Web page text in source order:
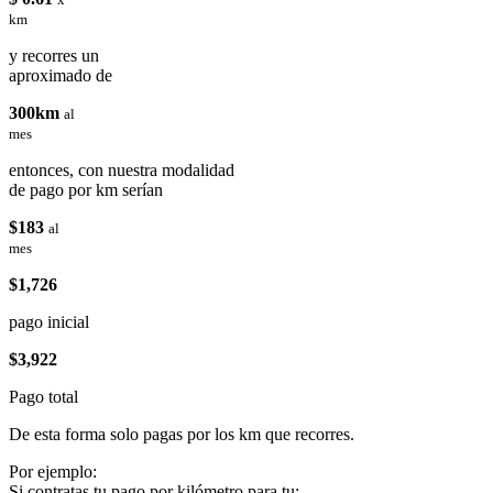
km
y recorres un
aproximado de
300km al
mes
entonces, con nuestra modalidad
de pago por km serían
$183 al
mes
$1,726
pago inicial
$3,922
Pago total
De esta forma solo pagas por los km que recorres.
Por ejemplo: